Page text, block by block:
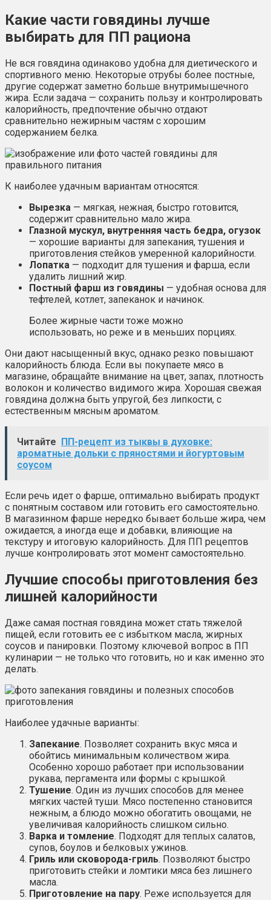
Какие части говядины лучше
выбирать для ПП рациона
Не вся говядина одинаково удобна для диетического и
спортивного меню. Некоторые отрубы более постные,
другие содержат заметно больше внутримышечного
жира. Если задача — сохранить пользу и контролировать
калорийность, предпочтение обычно отдают
сравнительно нежирным частям с хорошим
содержанием белка.
К наиболее удачным вариантам относятся:
Вырезка — мягкая, нежная, быстро готовится,
содержит сравнительно мало жира.
Глазной мускул, внутренняя часть бедра, огузок
— хорошие варианты для запекания, тушения и
приготовления стейков умеренной калорийности.
Лопатка — подходит для тушения и фарша, если
удалить лишний жир.
Постный фарш из говядины — удобная основа для
тефтелей, котлет, запеканок и начинок.
Более жирные части тоже можно
использовать, но реже и в меньших порциях.
Они дают насыщенный вкус, однако резко повышают
калорийность блюда. Если вы покупаете мясо в
магазине, обращайте внимание на цвет, запах, плотность
волокон и количество видимого жира. Хорошая свежая
говядина должна быть упругой, без липкости, с
естественным мясным ароматом.
Читайте ПП-рецепт из тыквы в духовке:
ароматные дольки с пряностями и йогуртовым
соусом
Если речь идет о фарше, оптимально выбирать продукт
с понятным составом или готовить его самостоятельно.
В магазинном фарше нередко бывает больше жира, чем
ожидается, а иногда еще и добавки, влияющие на
текстуру и итоговую калорийность. Для ПП рецептов
лучше контролировать этот момент самостоятельно.
Лучшие способы приготовления без
лишней калорийности
Даже самая постная говядина может стать тяжелой
пищей, если готовить ее с избытком масла, жирных
соусов и панировки. Поэтому ключевой вопрос в ПП
кулинарии — не только что готовить, но и как именно это
делать.
Наиболее удачные варианты:
Запекание. Позволяет сохранить вкус мяса и
обойтись минимальным количеством жира.
Особенно хорошо работает при использовании
рукава, пергамента или формы с крышкой.
Тушение. Один из лучших способов для менее
мягких частей туши. Мясо постепенно становится
нежным, а блюдо можно обогатить овощами, не
увеличивая калорийность слишком сильно.
Варка и томление. Подходят для теплых салатов,
супов, боулов и белковых ужинов.
Гриль или сковорода-гриль. Позволяют быстро
приготовить стейки и ломтики мяса без лишнего
масла.
Приготовление на пару. Реже используется для